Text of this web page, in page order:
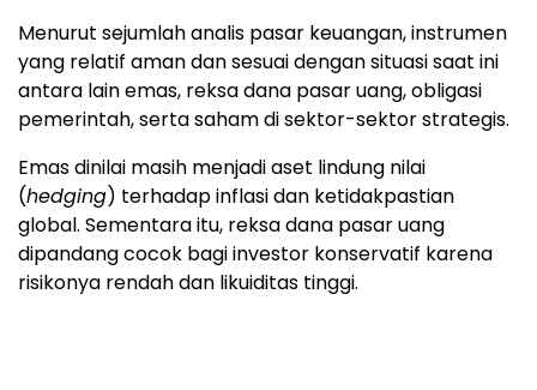
Menurut sejumlah analis pasar keuangan, instrumen
yang relatif aman dan sesuai dengan situasi saat ini
antara lain emas, reksa dana pasar uang, obligasi
pemerintah, serta saham di sektor-sektor strategis.
Emas dinilai masih menjadi aset lindung nilai
(hedging) terhadap inflasi dan ketidakpastian
global. Sementara itu, reksa dana pasar uang
dipandang cocok bagi investor konservatif karena
risikonya rendah dan likuiditas tinggi.